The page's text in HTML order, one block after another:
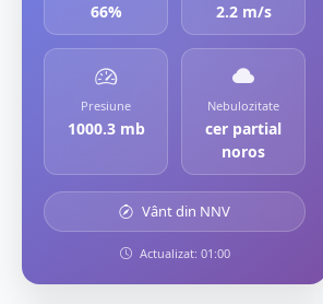
66% 2.2 m/s
Presiune
1000.3 mb
Nebulozitate
cer partial
noros
Vânt din NNV
Actualizat: 01:00